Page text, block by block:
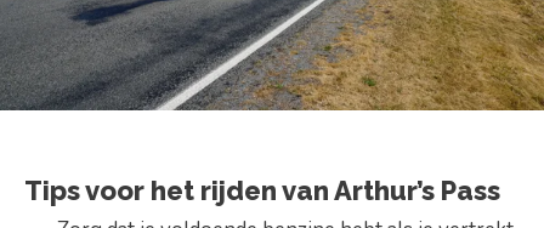
Tips voor het rijden van Arthur’s Pass